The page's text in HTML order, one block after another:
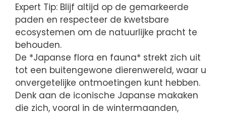
Expert Tip: Blijf altijd op de gemarkeerde
paden en respecteer de kwetsbare
ecosystemen om de natuurlijke pracht te
behouden.
De *Japanse flora en fauna* strekt zich uit
tot een buitengewone dierenwereld, waar u
onvergetelijke ontmoetingen kunt hebben.
Denk aan de iconische Japanse makaken
die zich, vooral in de wintermaanden,